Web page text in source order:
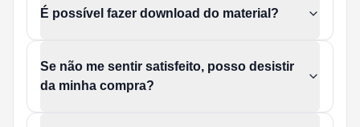
É possível fazer download do material?
Se não me sentir satisfeito, posso desistir
da minha compra?